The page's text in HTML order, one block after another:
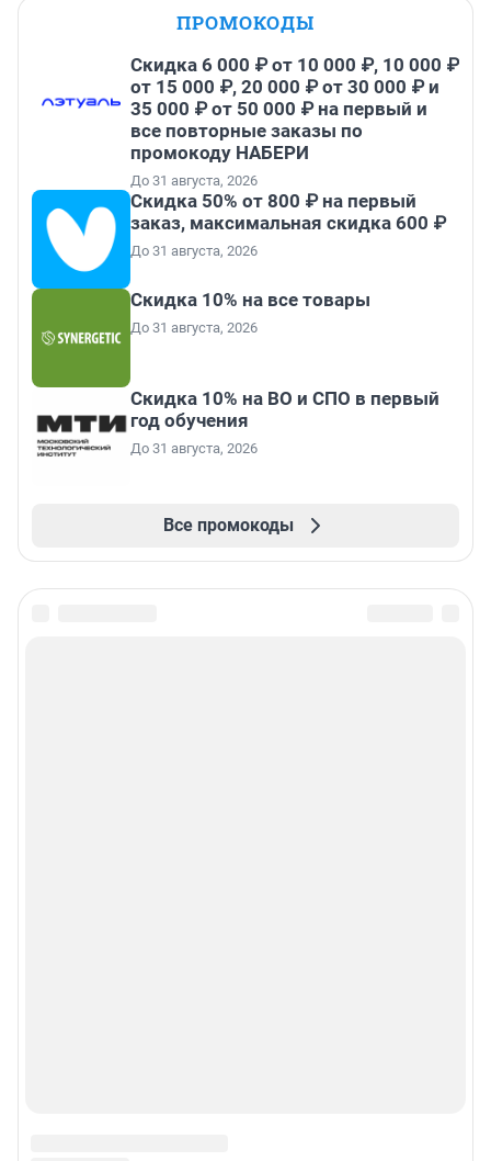
ПРОМОКОДЫ
Скидка 6 000 ₽ от 10 000 ₽, 10 000 ₽
от 15 000 ₽, 20 000 ₽ от 30 000 ₽ и
35 000 ₽ от 50 000 ₽ на первый и
все повторные заказы по
промокоду НАБЕРИ
До 31 августа, 2026
Скидка 50% от 800 ₽ на первый
заказ, максимальная скидка 600 ₽
До 31 августа, 2026
Скидка 10% на все товары
До 31 августа, 2026
Скидка 10% на ВО и СПО в первый
год обучения
До 31 августа, 2026
Все промокоды